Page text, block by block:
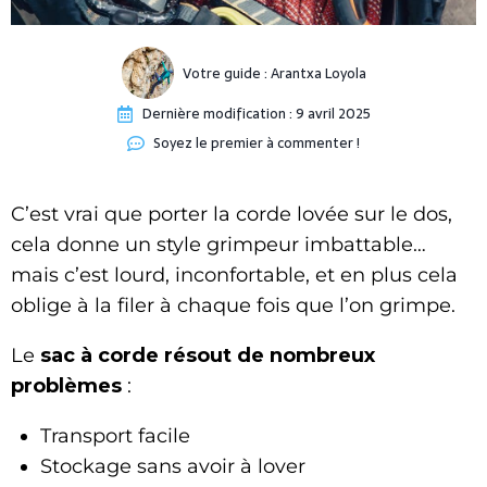
Votre guide :Arantxa Loyola
Dernière modification :9 avril 2025
Soyez le premier à commenter !
C’est vrai que porter la corde lovée sur le dos,
cela donne un style grimpeur imbattable…
mais c’est lourd, inconfortable, et en plus cela
oblige à la filer à chaque fois que l’on grimpe.
Le sac à corde résout de nombreux
problèmes :
Transport facile
Stockage sans avoir à lover